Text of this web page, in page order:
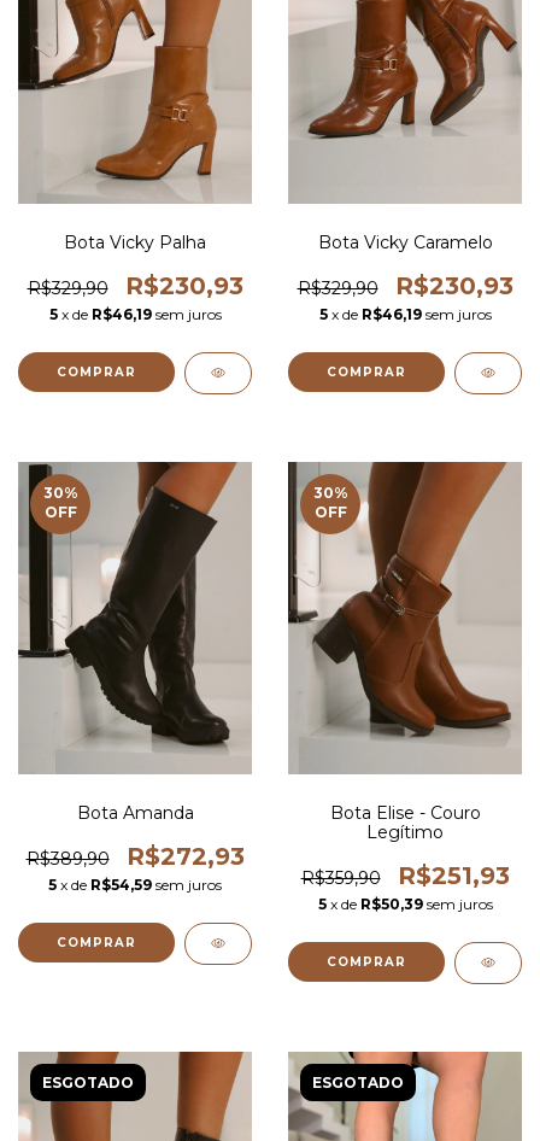
Bota Vicky Palha
R$329,90 R$230,93
5 x de R$46,19 sem juros
COMPRAR
Bota Vicky Caramelo
R$329,90 R$230,93
5 x de R$46,19 sem juros
COMPRAR
30%
OFF
Bota Amanda
R$389,90 R$272,93
5 x de R$54,59 sem juros
COMPRAR
30%
OFF
Bota Elise - Couro
Legítimo
R$359,90 R$251,93
5 x de R$50,39 sem juros
COMPRAR
ESGOTADO ESGOTADO